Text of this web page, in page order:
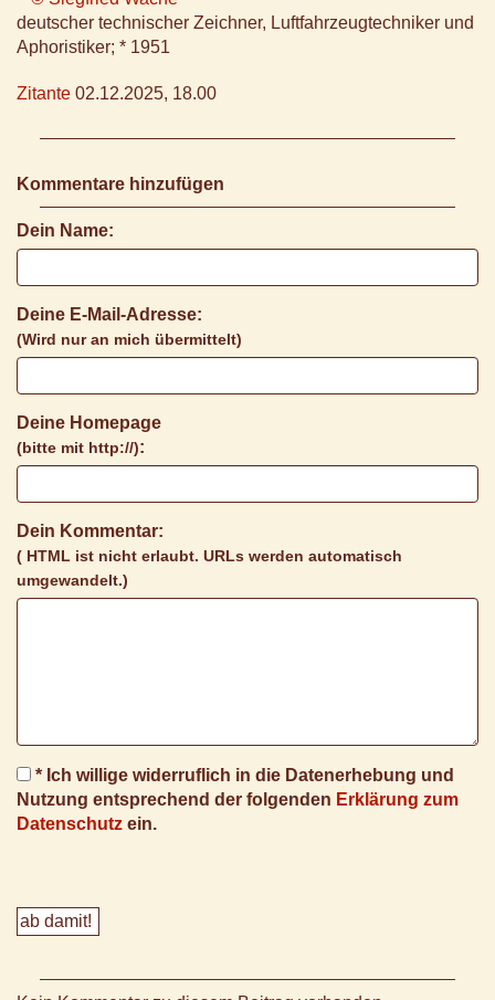
deutscher technischer Zeichner, Luftfahrzeugtechniker und
Aphoristiker; * 1951
Zitante 02.12.2025, 18.00
Kommentare hinzufügen
Dein Name:
Deine E-Mail-Adresse:
(Wird nur an mich übermittelt)
Deine Homepage
(bitte mit http://):
Dein Kommentar:
( HTML ist nicht erlaubt. URLs werden automatisch
umgewandelt.)
* Ich willige widerruflich in die Datenerhebung und
Nutzung entsprechend der folgenden Erklärung zum
Datenschutz ein.